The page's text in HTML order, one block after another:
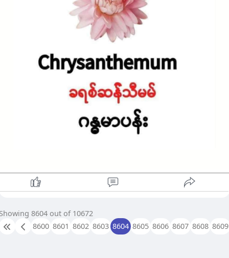
ာတ်ပုံ- မိုးလေဝသနှင့် ဇလဗေဒညွှန်ကြားမှုဦးစီးဌာန
8604 out of 10672
8600 8601 8602 8603 8604 8605 8606 8607 8608 8609